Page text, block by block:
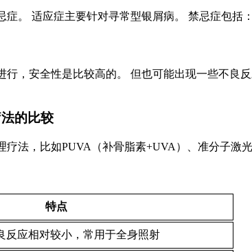
。 适应症主要针对寻常型银屑病。 禁忌症包
行，安全性是比较高的。 但也可能出现一些不
的比较
疗法，比如PUVA（补骨脂素+UVA）、准分子
特点
反应相对较小，常用于全身照射